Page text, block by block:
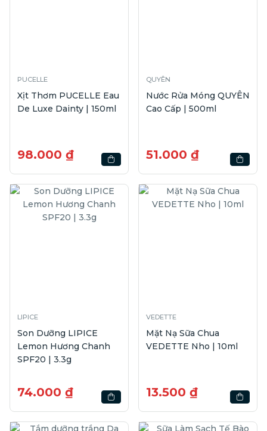
PUCELLE
Xịt Thơm PUCELLE Eau
De Luxe Dainty | 150ml
98.000 ₫
QUYÊN
Nước Rửa Móng QUYÊN
Cao Cấp | 500ml
51.000 ₫
LIPICE
Son Dưỡng LIPICE
Lemon Hương Chanh
SPF20 | 3.3g
74.000 ₫
VEDETTE
Mặt Nạ Sữa Chua
VEDETTE Nho | 10ml
13.500 ₫